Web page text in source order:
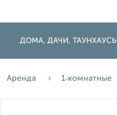
ДОМА, ДАЧИ, ТАУНХАУСЫ
Аренда 1‑комнатные